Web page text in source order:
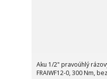
Aku 1/2" pravoúhlý
FRAIWF12-0, 300 Nm,